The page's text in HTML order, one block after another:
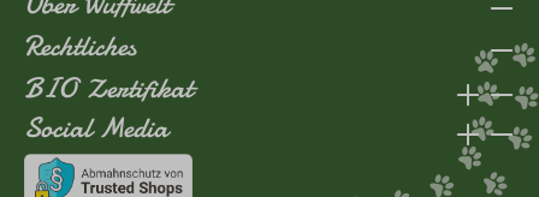
Rechtliches
BIO Zertifikat
Social Media